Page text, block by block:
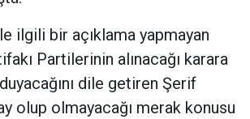
ilgili bir açıklama yapmayan
Partilerinin alınacağı karara
dile getiren Şerif
olup olmayacağı merak konusu